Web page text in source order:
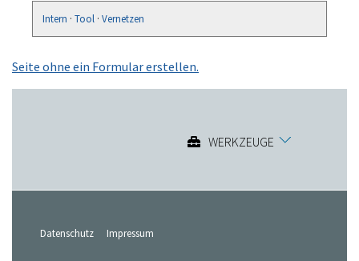
Intern · Tool · Vernetzen
Seite ohne ein Formular erstellen.
WERKZEUGE
Datenschutz Impressum